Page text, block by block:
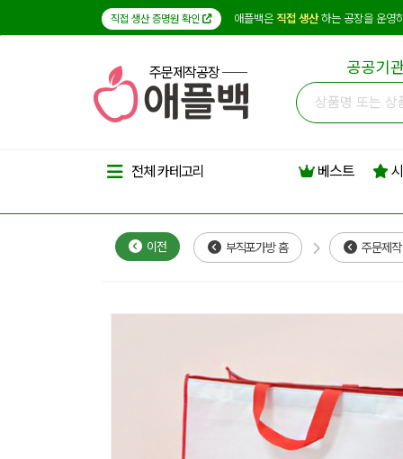
직접 생산 증명원 확인 애플백은 직접 생산하는 공장을 운영
주문제작공장 공공기
전체 카테고리 베스트
이전 부직포가방 홈 주문제